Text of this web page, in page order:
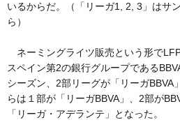
いるからだ。（「リーガ1, 2, 3」はサ
ら）
ネーミングライツ販売という形で
スペイン第2の銀行グループである
シーズン、2部リーグが「リーガBBVA
らは１部が「リーガBBVA」、2部が
「リーガ・アデランテ」となった。